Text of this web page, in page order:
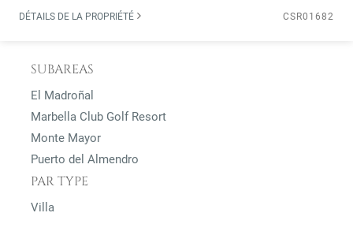
DÉTAILS DE LA PROPRIÉTÉ CSR01682
SUBAREAS
El Madroñal
Marbella Club Golf Resort
Monte Mayor
Puerto del Almendro
PAR TYPE
Villa